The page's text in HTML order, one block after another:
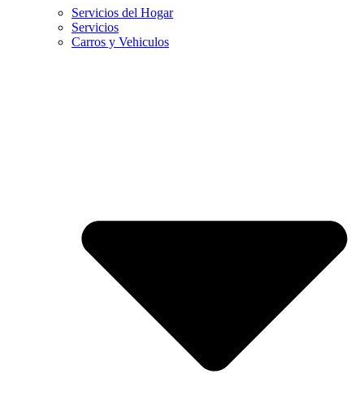
Servicios del Hogar
Servicios
Carros y Vehiculos